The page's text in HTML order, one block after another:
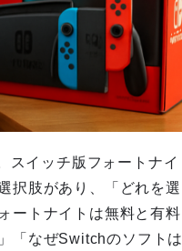
スイッチ版フォートナイ
択肢があり、「どれを選
ートナイトは無料と有料
「なぜSwitchのソフトは